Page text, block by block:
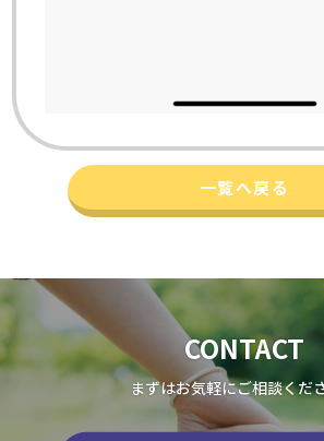
一覧へ戻る
CONTACT
まずはお気軽にご相談くだ